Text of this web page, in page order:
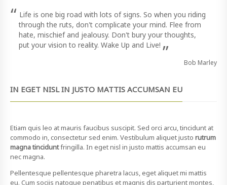
“ Life is one big road with lots of signs. So when you riding
through the ruts, don't complicate your mind. Flee from
hate, mischief and jealousy. Don't bury your thoughts,
put your vision to reality. Wake Up and Live! ” Bob Marley
IN EGET NISL IN JUSTO MATTIS ACCUMSAN EU
Etiam quis leo at mauris faucibus suscipit. Sed orci arcu, tincidunt at
commodo in, consectetur sed enim. Vestibulum aliquet justo rutrum
magna tinciduntfringilla. In eget nisl in justo mattis accumsan eu
nec magna.
Pellentesque pellentesque pharetra lacus, eget aliquet mi mattis
eu. Cum sociis natoque penatibus et magnis dis parturient montes,